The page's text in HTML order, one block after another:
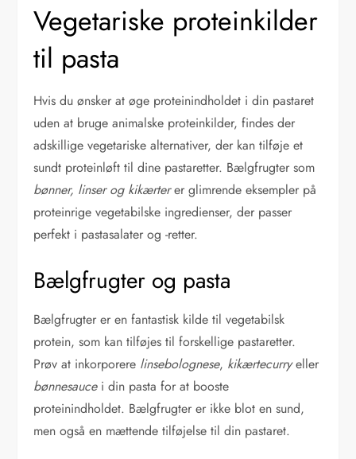
Vegetariske proteinkilder
til pasta
Hvis du ønsker at øge proteinindholdet i din pastaret
uden at bruge animalske proteinkilder, findes der
adskillige vegetariske alternativer, der kan tilføje et
sundt proteinløft til dine pastaretter. Bælgfrugter som
bønner, linser og kikærterer glimrende eksempler på
proteinrige vegetabilske ingredienser, der passer
perfekt i pastasalater og -retter.
Bælgfrugter og pasta
Bælgfrugter er en fantastisk kilde til vegetabilsk
protein, som kan tilføjes til forskellige pastaretter.
Prøv at inkorporere linsebolognese, kikærtecurryeller
bønnesaucei din pasta for at booste
proteinindholdet. Bælgfrugter er ikke blot en sund,
men også en mættende tilføjelse til din pastaret.